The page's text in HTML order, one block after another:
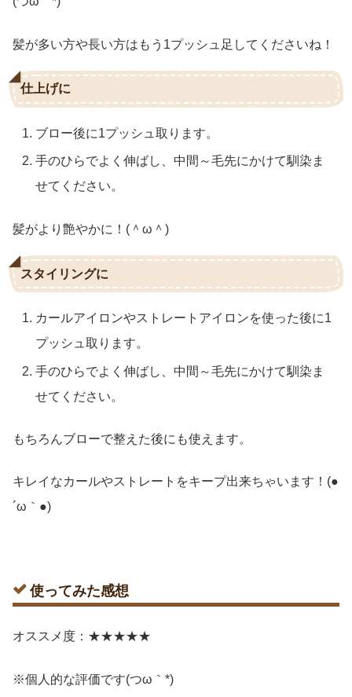
髪が多い方や長い方はもう1プッシュ足してくださいね！
仕上げに
ブロー後に1プッシュ取ります。
手のひらでよく伸ばし、中間～毛先にかけて馴染ま
せてください。
髪がより艶やかに！(＾ω＾)
スタイリングに
カールアイロンやストレートアイロンを使った後に1
プッシュ取ります。
手のひらでよく伸ばし、中間～毛先にかけて馴染ま
せてください。
もちろんブローで整えた後にも使えます。
キレイなカールやストレートをキープ出来ちゃいます！(●
´ω｀●)
使ってみた感想
オススメ度：★★★★★
※個人的な評価です(つω｀*)